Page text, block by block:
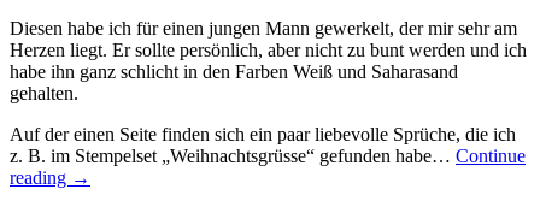
Diesen habe ich für einen jungen Mann gewerkelt, der mir sehr am
Herzen liegt. Er sollte persönlich, aber nicht zu bunt werden und ich
habe ihn ganz schlicht in den Farben Weiß und Saharasand
gehalten.
Auf der einen Seite finden sich ein paar liebevolle Sprüche, die ich
z. B. im Stempelset „Weihnachtsgrüsse“ gefunden habe… Continue
reading „Adventskalender
→